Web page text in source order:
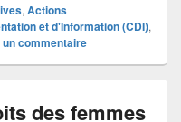
, Actions
et d'Information (CDI),
un commentaire
des femmes